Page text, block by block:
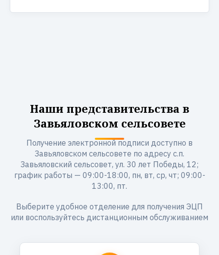
Наши представительства в
Завьяловском сельсовете
Получение электронной подписи доступно в
Завьяловском сельсовете по адресу с.п.
Завьяловский сельсовет, ул. 30 лет Победы, 12;
график работы — 09:00-18:00, пн, вт, ср, чт; 09:00-
13:00, пт.
Выберите удобное отделение для получения ЭЦП
или воспользуйтесь дистанционным обслуживанием